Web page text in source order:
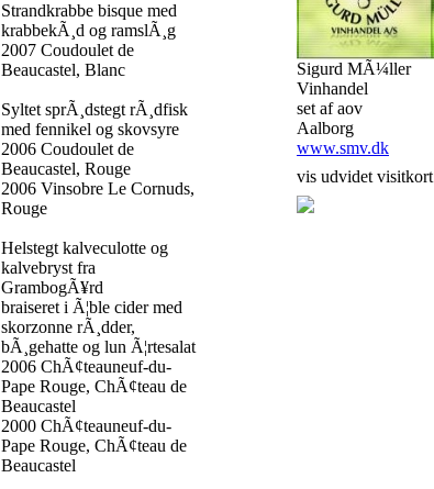
Strandkrabbe bisque med
krabbekÃ¸d og ramslÃ¸g
2007 Coudoulet de
Beaucastel, Blanc
Syltet sprÃ¸dstegt rÃ¸dfisk
med fennikel og skovsyre
2006 Coudoulet de
Beaucastel, Rouge
2006 Vinsobre Le Cornuds,
Rouge
Helstegt kalveculotte og
kalvebryst fra
GrambogÃ¥rd
braiseret i Ã¦ble cider med
skorzonne rÃ¸dder,
bÃ¸gehatte og lun Ã¦rtesalat
2006 ChÃ¢teauneuf-du-
Pape Rouge, ChÃ¢teau de
Beaucastel
2000 ChÃ¢teauneuf-du-
Pape Rouge, ChÃ¢teau de
Beaucastel
Sigurd MÃ¼ller
Vinhandel
set af aov
Aalborg
www.smv.dk
vis udvidet visitkort